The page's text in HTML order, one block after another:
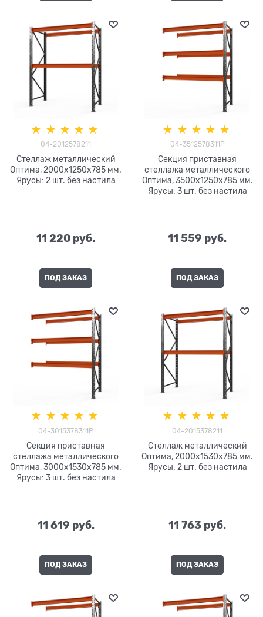
04-2012578211
Стеллаж металлический
Оптима, 2000x1250x785 мм.
Ярусы: 2 шт. без настила
11 220 руб.
ПОД ЗАКАЗ
04-3512578311P
Секция приставная
стеллажа металлического
Оптима, 3500x1250x785 мм.
Ярусы: 3 шт. без настила
11 559 руб.
ПОД ЗАКАЗ
04-3015378311P
Секция приставная
стеллажа металлического
Оптима, 3000x1530x785 мм.
Ярусы: 3 шт. без настила
11 619 руб.
ПОД ЗАКАЗ
04-2015378211
Стеллаж металлический
Оптима, 2000x1530x785 мм.
Ярусы: 2 шт. без настила
11 763 руб.
ПОД ЗАКАЗ